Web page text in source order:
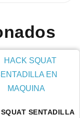
SENTADILLA